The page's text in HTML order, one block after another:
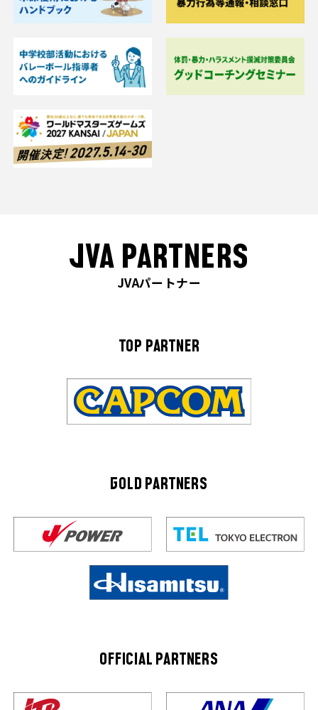
JVA PARTNERS
JVAパートナー
TOP PARTNER
GOLD PARTNERS
OFFICIAL PARTNERS